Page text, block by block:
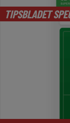
TIPSBLADET